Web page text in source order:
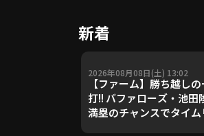
新着
2026年08月08日(土) 13:02
【ファーム】勝ち越し
打!! バファローズ・池田
満塁のチャンスでタイム